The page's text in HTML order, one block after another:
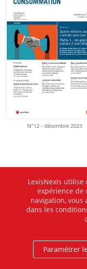
N°12 - décembre 2023
LexisNexis
expérience de
navigation, vous
dans les
Paramétrer